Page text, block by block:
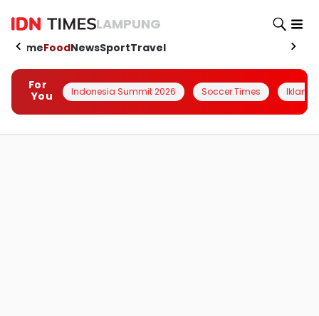
LAMPUNG
HomeFoodNewsSportTravel
For
You
Indonesia Summit 2026 Soccer Times Iklanin